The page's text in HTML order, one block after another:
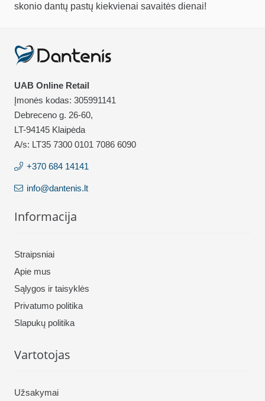
skonio dantų pastų kiekvienai savaitės dienai!
UAB Online Retail
Įmonės kodas: 305991141
Debreceno g. 26-60,
LT-94145 Klaipėda
A/s: LT35 7300 0101 7086 6090
+370 684 14141
info@dantenis.lt
Informacija
Straipsniai
Apie mus
Sąlygos ir taisyklės
Privatumo politika
Slapukų politika
Vartotojas
Užsakymai